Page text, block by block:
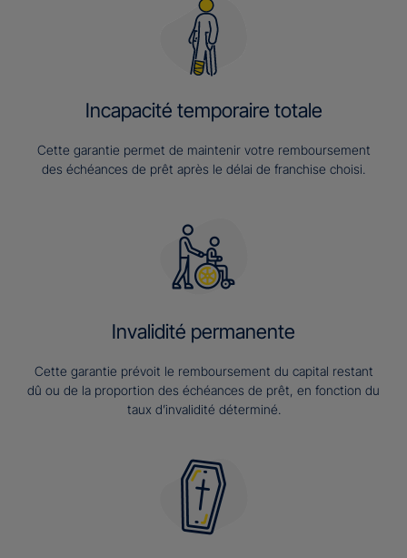
Incapacité temporaire totale
Cette garantie permet de maintenir votre remboursement
des échéances de prêt après le délai de franchise choisi.
Invalidité permanente
Cette garantie prévoit le remboursement du capital restant
dû ou de la proportion des échéances de prêt, en fonction du
taux d’invalidité déterminé.